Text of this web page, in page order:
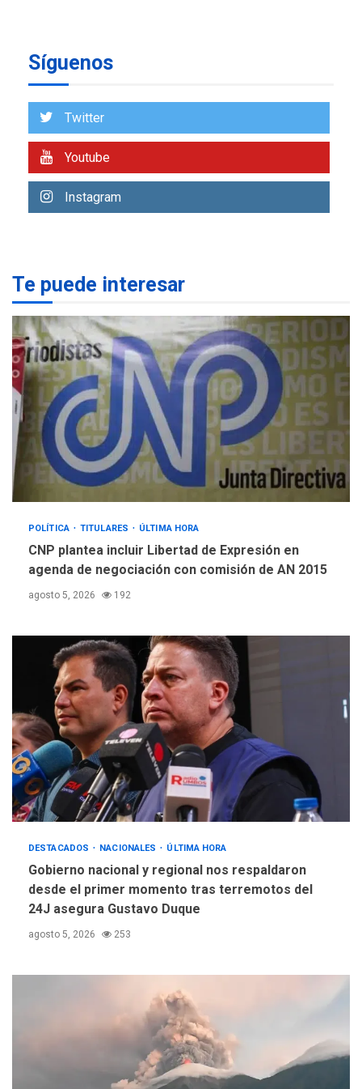
1
de AN 2015
ÚLTIMA HORA
regional nos respaldaron
3
LATINOAMÉRICA Y CARIBE
Evacúan aldeas en
Guatemala por erupción de
volcán de Fuego
4
GUERRA EN EL MUNDO
TITULARES
ÚLTIMA HORA
EEUU confía acuerdo «muy
pronto» sobre Ormuz
5
Guardia Nacional
Bolivariana celebró su 89°
aniversario en Nueva
Síguenos
Twitter
Youtube
Instagram
Te puede interesar
POLÍTICA TITULARES ÚLTIMA HORA
CNP plantea incluir Libertad de Expresión en
agenda de negociación con comisión de AN 2015
agosto 5, 2026 192
DESTACADOS NACIONALES ÚLTIMA HORA
Gobierno nacional y regional nos respaldaron
desde el primer momento tras terremotos del
24J asegura Gustavo Duque
agosto 5, 2026 253